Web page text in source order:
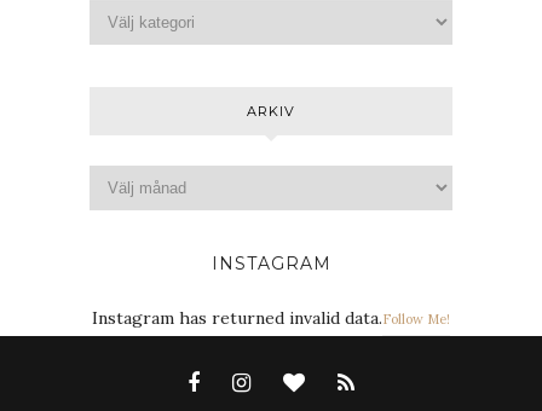
ARKIV
INSTAGRAM
Instagram has returned invalid data.Follow Me!